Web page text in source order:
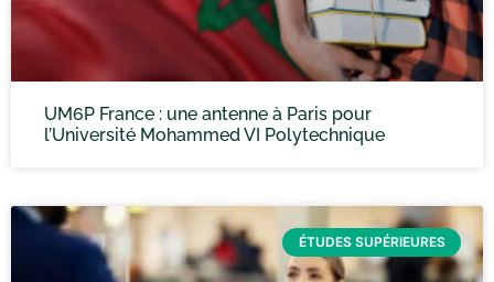
UM6P France : une antenne à Paris pour
l’Université Mohammed VI Polytechnique
ÉTUDES SUPÉRIEURES